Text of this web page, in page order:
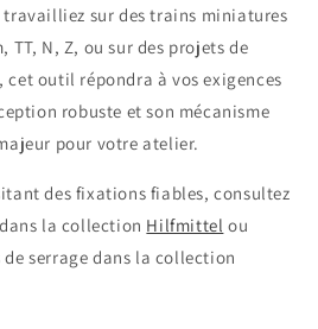
sur des trains miniatures
TT, N, Z, ou sur des projets de
cet outil répondra à vos exigences
robuste et son mécanisme
pour votre atelier.
des fixations fiables, consultez
la collection Hilfmittel ou
serrage dans la collection